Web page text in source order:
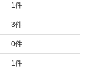
1件
3件
0件
1件